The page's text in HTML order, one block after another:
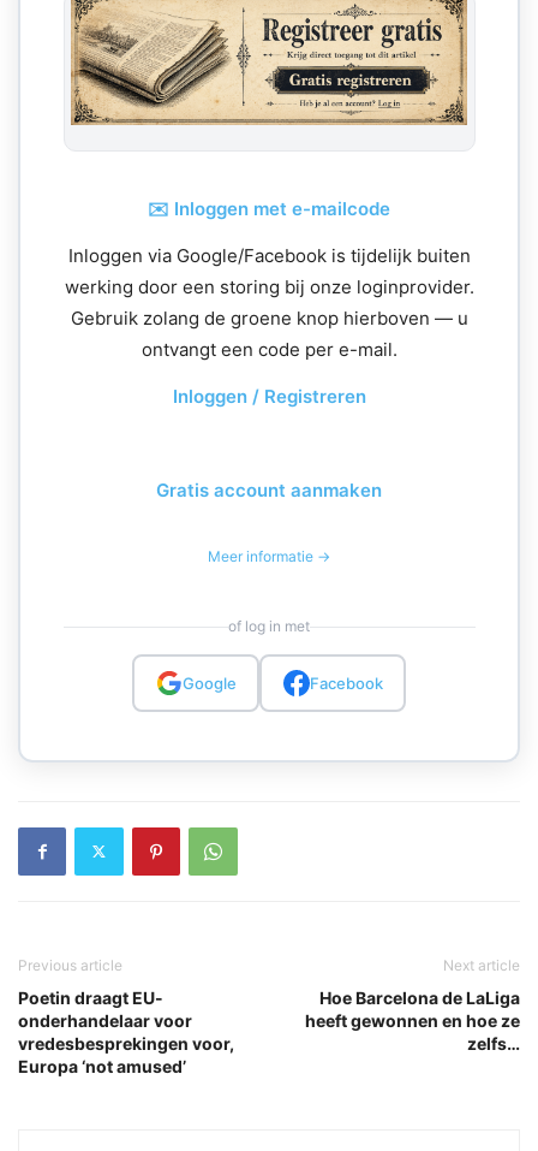
✉️ Inloggen met e-mailcode
Inloggen via Google/Facebook is tijdelijk buiten
werking door een storing bij onze loginprovider.
Gebruik zolang de groene knop hierboven — u
ontvangt een code per e-mail.
Inloggen / Registreren
Gratis account aanmaken
Meer informatie →
of log in met
Google Facebook
Previous article
Poetin draagt EU-
onderhandelaar voor
vredesbesprekingen voor,
Europa ‘not amused’
Next article
Hoe Barcelona de LaLiga
heeft gewonnen en hoe ze
zelfs…